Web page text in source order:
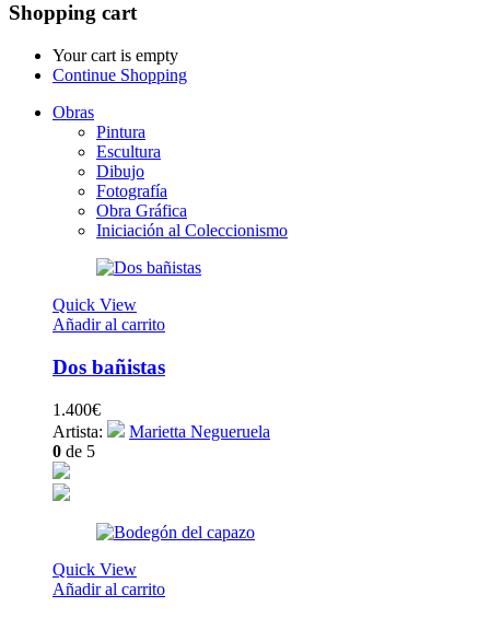
Shopping cart
Your cart is empty
Continue Shopping
Obras
Pintura
Escultura
Dibujo
Fotografía
Obra Gráfica
Iniciación al Coleccionismo
Quick View
Añadir al carrito
Dos bañistas
1.400€
Artista:
Marietta Negueruela
0 de 5
Quick View
Añadir al carrito